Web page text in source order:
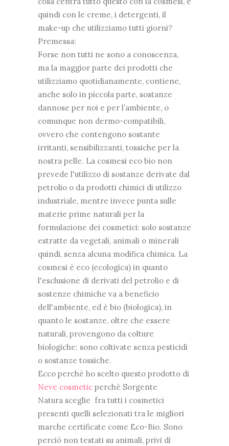
quindi con le creme, i detergenti, il
make-up che utilizziamo tutti giorni?
Premessa:
Forse non tutti ne sono a conoscenza,
ma la maggior parte dei prodotti che
utilizziamo quotidianamente, contiene,
anche solo in piccola parte, sostanze
dannose per noi e per l’ambiente, o
comunque non dermo-compatibili,
ovvero che contengono sostante
irritanti, sensibilizzanti, tossiche per la
nostra pelle. La cosmesi eco bio non
prevede l'utilizzo di sostanze derivate dal
petrolio o da prodotti chimici di utilizzo
industriale, mentre invece punta sulle
materie prime naturali per la
formulazione dei cosmetici: solo sostanze
estratte da vegetali, animali o minerali
quindi, senza alcuna modifica chimica. La
cosmesi è eco (ecologica) in quanto
l'esclusione di derivati del petrolio e di
sostenze chimiche va a beneficio
dell'ambiente, ed è bio (biologica), in
quanto le sostanze, oltre che essere
naturali, provengono da colture
biologiche: sono coltivate senza pesticidi
o sostanze tossiche.
Ecco perchè ho scelto questo prodotto di
Neve cosmetic perchè Sorgente
Natura sceglie fra tutti i cosmetici
presenti quelli selezionati tra le migliori
marche certificate come Eco-Bio. Sono
perciò non testati su animali, privi di